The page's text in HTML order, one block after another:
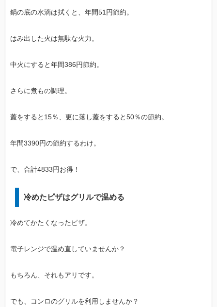
鍋の底の水滴は拭くと、年間51円節約。
はみ出した火は無駄な火力。
中火にすると年間386円節約。
さらに煮もの調理。
蓋をすると15％、更に落し蓋をすると50％の節約。
年間3390円の節約するわけ。
で、合計4833円お得！
冷めたピザはグリルで温める
冷めてかたくなったピザ。
電子レンジで温め直していませんか？
もちろん、それもアリです。
でも、コンロのグリルを利用しませんか？